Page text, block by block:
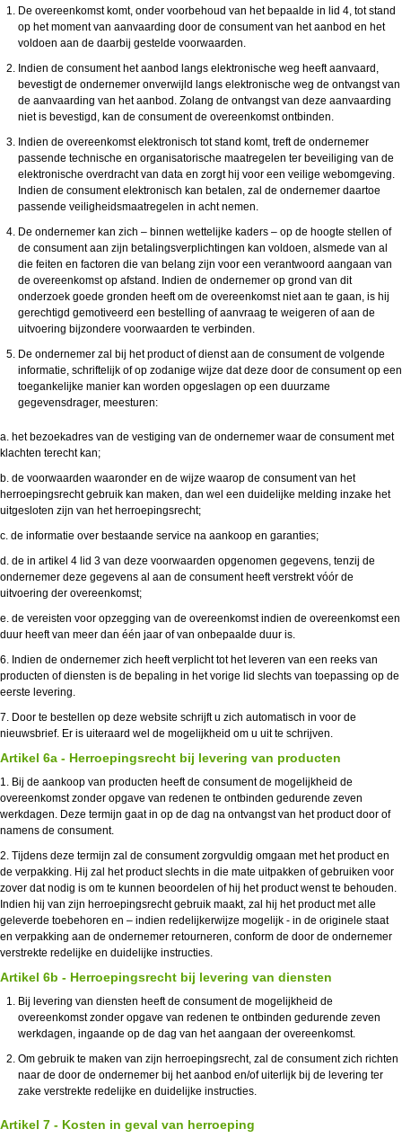
De overeenkomst komt, onder voorbehoud van het bepaalde in lid 4, tot stand
op het moment van aanvaarding door de consument van het aanbod en het
voldoen aan de daarbij gestelde voorwaarden.
Indien de consument het aanbod langs elektronische weg heeft aanvaard,
bevestigt de ondernemer onverwijld langs elektronische weg de ontvangst van
de aanvaarding van het aanbod. Zolang de ontvangst van deze aanvaarding
niet is bevestigd, kan de consument de overeenkomst ontbinden.
Indien de overeenkomst elektronisch tot stand komt, treft de ondernemer
passende technische en organisatorische maatregelen ter beveiliging van de
elektronische overdracht van data en zorgt hij voor een veilige webomgeving.
Indien de consument elektronisch kan betalen, zal de ondernemer daartoe
passende veiligheidsmaatregelen in acht nemen.
De ondernemer kan zich – binnen wettelijke kaders – op de hoogte stellen of
de consument aan zijn betalingsverplichtingen kan voldoen, alsmede van al
die feiten en factoren die van belang zijn voor een verantwoord aangaan van
de overeenkomst op afstand. Indien de ondernemer op grond van dit
onderzoek goede gronden heeft om de overeenkomst niet aan te gaan, is hij
gerechtigd gemotiveerd een bestelling of aanvraag te weigeren of aan de
uitvoering bijzondere voorwaarden te verbinden.
De ondernemer zal bij het product of dienst aan de consument de volgende
informatie, schriftelijk of op zodanige wijze dat deze door de consument op een
toegankelijke manier kan worden opgeslagen op een duurzame
gegevensdrager, meesturen:
a. het bezoekadres van de vestiging van de ondernemer waar de consument met
klachten terecht kan;
b. de voorwaarden waaronder en de wijze waarop de consument van het
herroepingsrecht gebruik kan maken, dan wel een duidelijke melding inzake het
uitgesloten zijn van het herroepingsrecht;
c. de informatie over bestaande service na aankoop en garanties;
d. de in artikel 4 lid 3 van deze voorwaarden opgenomen gegevens, tenzij de
ondernemer deze gegevens al aan de consument heeft verstrekt vóór de
uitvoering der overeenkomst;
e. de vereisten voor opzegging van de overeenkomst indien de overeenkomst een
duur heeft van meer dan één jaar of van onbepaalde duur is.
6. Indien de ondernemer zich heeft verplicht tot het leveren van een reeks van
producten of diensten is de bepaling in het vorige lid slechts van toepassing op de
eerste levering.
7. Door te bestellen op deze website schrijft u zich automatisch in voor de
nieuwsbrief. Er is uiteraard wel de mogelijkheid om u uit te schrijven.
Artikel 6a - Herroepingsrecht bij levering van producten
1. Bij de aankoop van producten heeft de consument de mogelijkheid de
overeenkomst zonder opgave van redenen te ontbinden gedurende zeven
werkdagen. Deze termijn gaat in op de dag na ontvangst van het product door of
namens de consument.
2. Tijdens deze termijn zal de consument zorgvuldig omgaan met het product en
de verpakking. Hij zal het product slechts in die mate uitpakken of gebruiken voor
zover dat nodig is om te kunnen beoordelen of hij het product wenst te behouden.
Indien hij van zijn herroepingsrecht gebruik maakt, zal hij het product met alle
geleverde toebehoren en – indien redelijkerwijze mogelijk - in de originele staat
en verpakking aan de ondernemer retourneren, conform de door de ondernemer
verstrekte redelijke en duidelijke instructies.
Artikel 6b - Herroepingsrecht bij levering van diensten
Bij levering van diensten heeft de consument de mogelijkheid de
overeenkomst zonder opgave van redenen te ontbinden gedurende zeven
werkdagen, ingaande op de dag van het aangaan der overeenkomst.
Om gebruik te maken van zijn herroepingsrecht, zal de consument zich richten
naar de door de ondernemer bij het aanbod en/of uiterlijk bij de levering ter
zake verstrekte redelijke en duidelijke instructies.
Artikel 7 - Kosten in geval van herroeping